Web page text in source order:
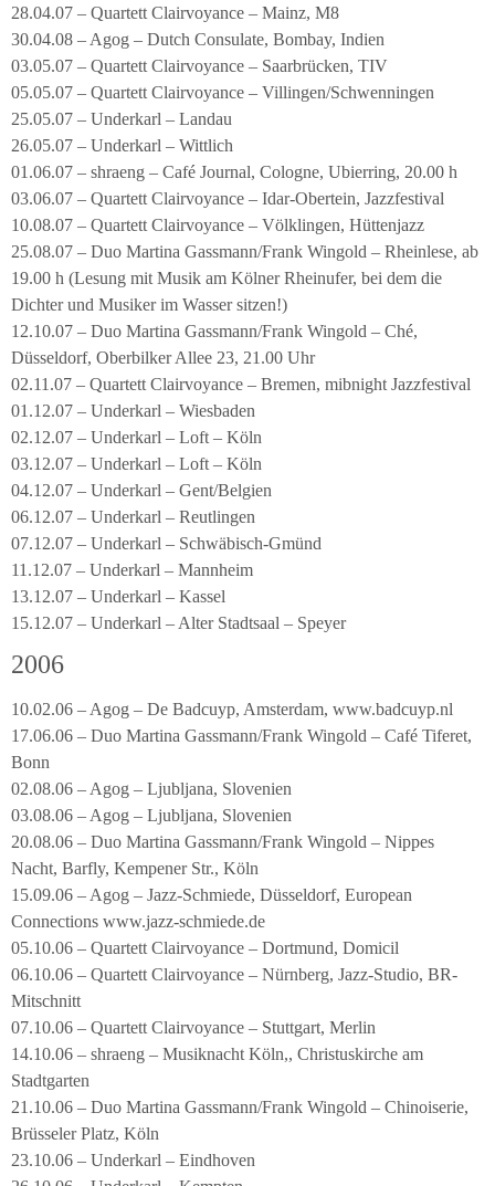
28.04.07 – Quartett Clairvoyance – Mainz, M8
30.04.08 – Agog – Dutch Consulate, Bombay, Indien
03.05.07 – Quartett Clairvoyance – Saarbrücken, TIV
05.05.07 – Quartett Clairvoyance – Villingen/Schwenningen
25.05.07 – Underkarl – Landau
26.05.07 – Underkarl – Wittlich
01.06.07 – shraeng – Café Journal, Cologne, Ubierring, 20.00 h
03.06.07 – Quartett Clairvoyance – Idar-Obertein, Jazzfestival
10.08.07 – Quartett Clairvoyance – Völklingen, Hüttenjazz
25.08.07 – Duo Martina Gassmann/Frank Wingold – Rheinlese, ab
19.00 h (Lesung mit Musik am Kölner Rheinufer, bei dem die
Dichter und Musiker im Wasser sitzen!)
12.10.07 – Duo Martina Gassmann/Frank Wingold – Ché,
Düsseldorf, Oberbilker Allee 23, 21.00 Uhr
02.11.07 – Quartett Clairvoyance – Bremen, mibnight Jazzfestival
01.12.07 – Underkarl – Wiesbaden
02.12.07 – Underkarl – Loft – Köln
03.12.07 – Underkarl – Loft – Köln
04.12.07 – Underkarl – Gent/Belgien
06.12.07 – Underkarl – Reutlingen
07.12.07 – Underkarl – Schwäbisch-Gmünd
11.12.07 – Underkarl – Mannheim
13.12.07 – Underkarl – Kassel
15.12.07 – Underkarl – Alter Stadtsaal – Speyer
2006
10.02.06 – Agog – De Badcuyp, Amsterdam, www.badcuyp.nl
17.06.06 – Duo Martina Gassmann/Frank Wingold – Café Tiferet,
Bonn
02.08.06 – Agog – Ljubljana, Slovenien
03.08.06 – Agog – Ljubljana, Slovenien
20.08.06 – Duo Martina Gassmann/Frank Wingold – Nippes
Nacht, Barfly, Kempener Str., Köln
15.09.06 – Agog – Jazz-Schmiede, Düsseldorf, European
Connections www.jazz-schmiede.de
05.10.06 – Quartett Clairvoyance – Dortmund, Domicil
06.10.06 – Quartett Clairvoyance – Nürnberg, Jazz-Studio, BR-
Mitschnitt
07.10.06 – Quartett Clairvoyance – Stuttgart, Merlin
14.10.06 – shraeng – Musiknacht Köln,, Christuskirche am
Stadtgarten
21.10.06 – Duo Martina Gassmann/Frank Wingold – Chinoiserie,
Brüsseler Platz, Köln
23.10.06 – Underkarl – Eindhoven